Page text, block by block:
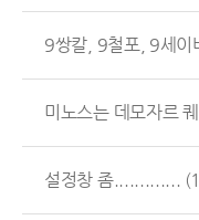
9쌍칼, 9철포, 9세이
미노스는 데모자르
설정창 좀.............